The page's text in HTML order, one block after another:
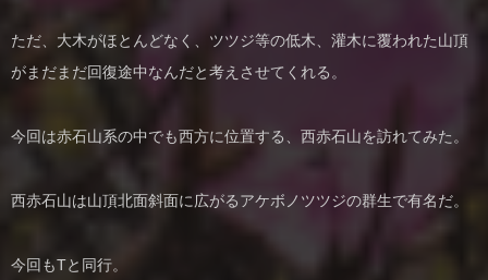
ただ、大木がほとんどなく、ツツジ等の低木、灌木に覆われた山頂
がまだまだ回復途中なんだと考えさせてくれる。
今回は赤石山系の中でも西方に位置する、西赤石山を訪れてみた。
西赤石山は山頂北面斜面に広がるアケボノツツジの群生で有名だ。
今回もTと同行。